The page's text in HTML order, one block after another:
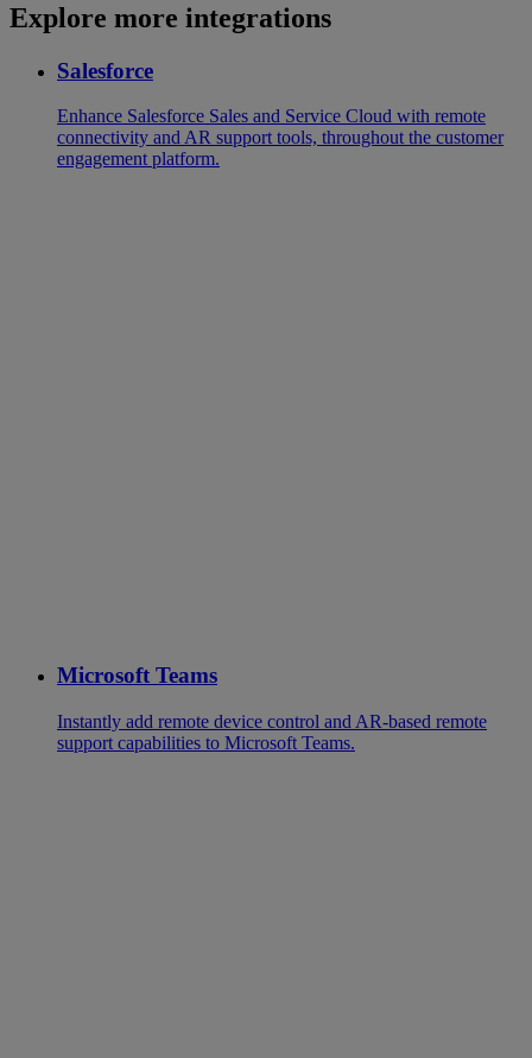
Explore more integrations
Salesforce
Enhance Salesforce Sales and Service Cloud with remote
connectivity and AR support tools, throughout the customer
engagement platform.
Microsoft Teams
Instantly add remote device control and AR-based remote
support capabilities to Microsoft Teams.